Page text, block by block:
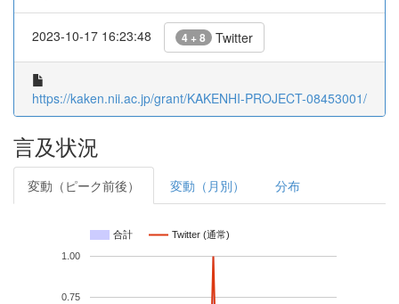
2023-10-17 16:23:48 4 + 8 Twitter
https://kaken.nii.ac.jp/grant/KAKENHI-PROJECT-08453001/
言及状況
変動（ピーク前後） 変動（月別） 分布
合計 Twitter (通常)
0.75
1.00